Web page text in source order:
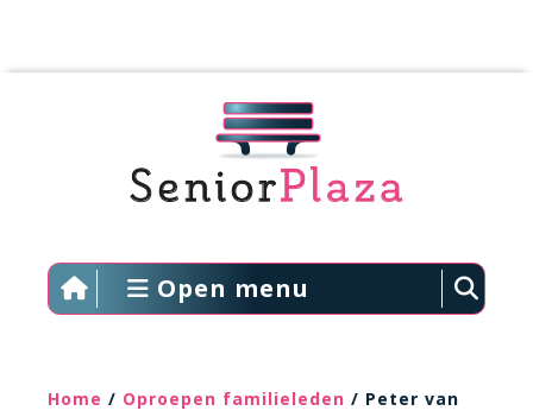
Open menu
Home / Oproepen familieleden / Peter van